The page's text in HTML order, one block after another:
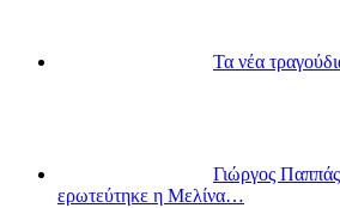
Τα νέα
Γιώργος
ερωτεύτηκε η Μελίνα…